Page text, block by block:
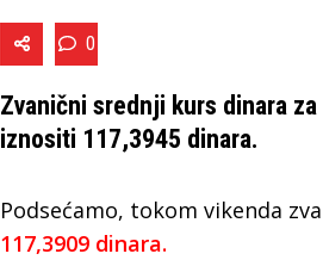
0
Zvanični srednji kurs dinara
iznositi 117,3945 dinara.
Podsećamo, tokom vikenda
117,3909 dinara.